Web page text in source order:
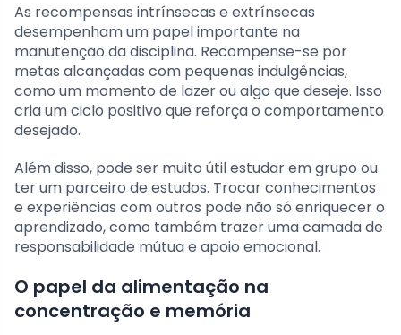
As recompensas intrínsecas e extrínsecas
desempenham um papel importante na
manutenção da disciplina. Recompense-se por
metas alcançadas com pequenas indulgências,
como um momento de lazer ou algo que deseje. Isso
cria um ciclo positivo que reforça o comportamento
desejado.
Além disso, pode ser muito útil estudar em grupo ou
ter um parceiro de estudos. Trocar conhecimentos
e experiências com outros pode não só enriquecer o
aprendizado, como também trazer uma camada de
responsabilidade mútua e apoio emocional.
O papel da alimentação na
concentração e memória